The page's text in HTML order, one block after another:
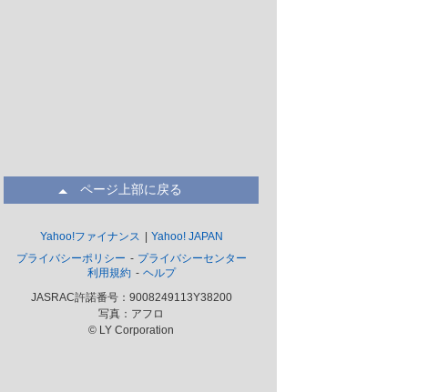
ページ上部に戻る
Yahoo!ファイナンス
Yahoo! JAPAN
プライバシーポリシー
プライバシーセンター
利用規約
ヘルプ
JASRAC許諾番号：9008249113Y38200
写真：アフロ
© LY Corporation